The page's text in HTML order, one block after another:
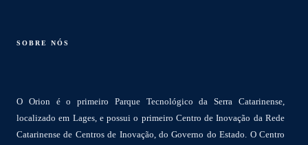
SOBRE NÓS
O Orion é o primeiro Parque Tecnológico da Serra Catarinense,
localizado em Lages, e possui o primeiro Centro de Inovação da Rede
Catarinense de Centros de Inovação, do Governo do Estado. O Centro